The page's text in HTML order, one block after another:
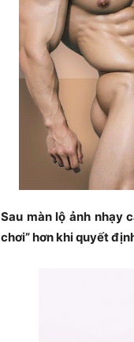
Sau màn lộ ảnh nhạy
chơi” hơn khi quyết